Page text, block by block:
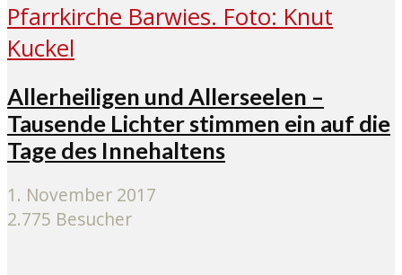
Allerheiligen und Allerseelen –
Tausende Lichter stimmen ein auf die
Tage des Innehaltens
1. November 2017
2.775 Besucher